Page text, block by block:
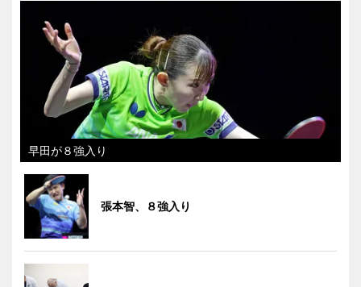
早田が８強入り
張本智、８強入り